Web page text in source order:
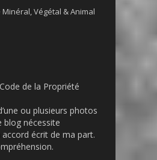
Végétal & Animal
de la Propriété
ou plusieurs photos
blog nécessite
écrit de ma part.